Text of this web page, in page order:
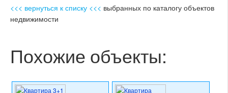
<<< вернуться к списку <<< выбранных по каталогу объектов
недвижимости
Похожие объекты: